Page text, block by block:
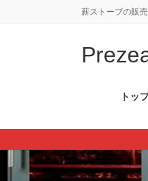
薪ストーブの販
トッ